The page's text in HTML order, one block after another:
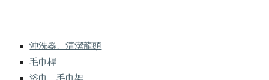
沖洗器、清潔龍頭
毛巾桿